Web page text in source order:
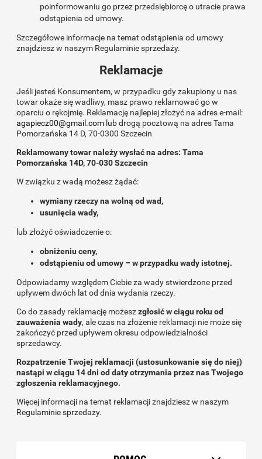
poinformowaniu go przez przedsiębiorcę o utracie prawa
odstąpienia od umowy.
Szczegółowe informacje na temat odstąpienia od umowy
znajdziesz w naszym Regulaminie sprzedaży.
Reklamacje
Jeśli jesteś Konsumentem, w przypadku gdy zakupiony u nas
towar okaże się wadliwy, masz prawo reklamować go w
oparciu o rękojmię. Reklamację najlepiej złożyć na adres e-mail:
agapiecz00@gmail.com lub drogą pocztową na adres Tama
Pomorzańska 14 D, 70-0300 Szczecin
Reklamowany towar należy wysłać na adres: Tama
Pomorzańska 14D, 70-030 Szczecin
W związku z wadą możesz żądać:
wymiany rzeczy na wolną od wad,
usunięcia wady,
lub złożyć oświadczenie o:
obniżeniu ceny,
odstąpieniu od umowy – w przypadku wady istotnej.
Odpowiadamy względem Ciebie za wady stwierdzone przed
upływem dwóch lat od dnia wydania rzeczy.
Co do zasady reklamację możeszzgłosić w ciągu roku od
zauważenia wady, ale czas na złożenie reklamacji nie może się
zakończyć przed upływem okresu odpowiedzialności
sprzedawcy.
Rozpatrzenie Twojej reklamacji (ustosunkowanie się do niej)
nastąpi w ciągu 14 dni od daty otrzymania przez nas Twojego
zgłoszenia reklamacyjnego.
Więcej informacji na temat reklamacji znajdziesz w naszym
Regulaminie sprzedaży.